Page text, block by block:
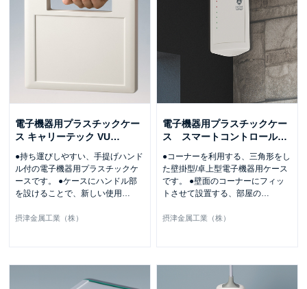
電子機器用プラスチックケー
ス キャリーテック VU…
●持ち運びしやすい、手提げハンド
ル付の電子機器用プラスチックケ
ースです。 ●ケースにハンドル部
を設けることで、新しい使用
摂津金属工業（株）
電子機器用プラスチックケー
ス スマートコントロール…
●コーナーを利用する、三角形をし
た壁掛型/卓上型電子機器用ケース
です。 ●壁面のコーナーにフィッ
トさせて設置する、部屋の
摂津金属工業（株）